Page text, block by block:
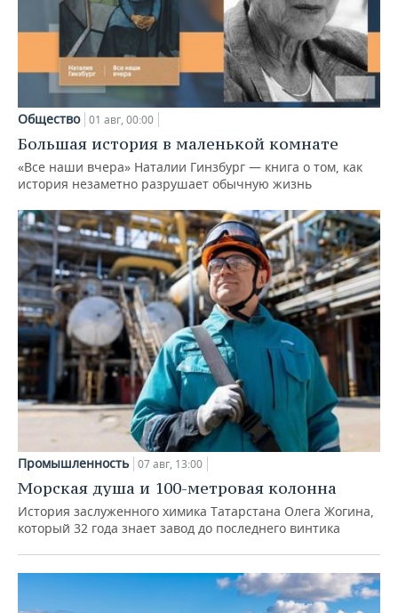
Общество 01 авг, 00:00
Большая история в маленькой комнате
«Все наши вчера» Наталии Гинзбург — книга о том, как
история незаметно разрушает обычную жизнь
Промышленность 07 авг, 13:00
Морская душа и 100-метровая колонна
История заслуженного химика Татарстана Олега Жогина,
который 32 года знает завод до последнего винтика